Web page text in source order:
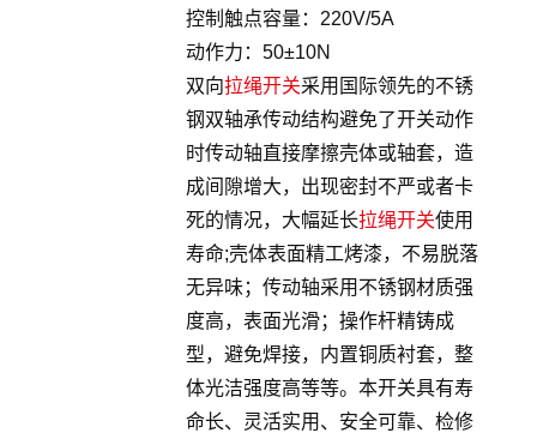
控制触点容量：220V/5A
动作力：50±10N
双向拉绳开关采用国际领先的不锈
钢双轴承传动结构避免了开关动作
时传动轴直接摩擦壳体或轴套，造
成间隙增大，出现密封不严或者卡
死的情况，大幅延长拉绳开关使用
寿命;壳体表面精工烤漆，不易脱落
无异味；传动轴采用不锈钢材质强
度高，表面光滑；操作杆精铸成
型，避免焊接，内置铜质衬套，整
体光洁强度高等等。本开关具有寿
命长、灵活实用、安全可靠、检修